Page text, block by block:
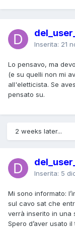
Inserita: 21
Lo pensavo, ma
(e su quelli non mi
all'eletticista. Se
pensato su.
2 weeks later...
Inserita: 5
Mi sono informato:
sul cavo sat che
verrà inserito in una
Spero d’aver usato